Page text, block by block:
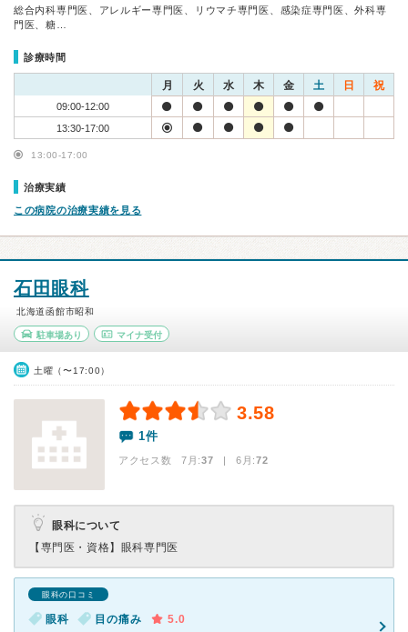
総合内科専門医、アレルギー専門医、リウマチ専門医、感染症専門医、外科専
門医、糖…
診療時間
月 火 水 木 金 土 日 祝
09:00-12:00
13:30-17:00
13:00-17:00
治療実績
この病院の治療実績を見る
石田眼科
北海道函館市昭和
駐車場あり マイナ受付
土曜（〜17:00）
3.58
1件
アクセス数 7月:37 | 6月:72
眼科について
【専門医・資格】 眼科専門医
眼科の口コミ
眼科 目の痛み
5.0